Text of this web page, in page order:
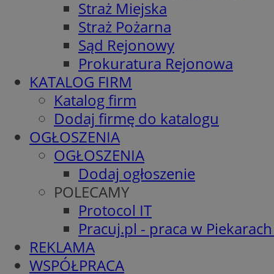
Straż Miejska
Straż Pożarna
Sąd Rejonowy
Prokuratura Rejonowa
KATALOG FIRM
Katalog firm
Dodaj firmę do katalogu
OGŁOSZENIA
OGŁOSZENIA
Dodaj ogłoszenie
POLECAMY
Protocol IT
Pracuj.pl - praca w
REKLAMA
WSPÓŁPRACA